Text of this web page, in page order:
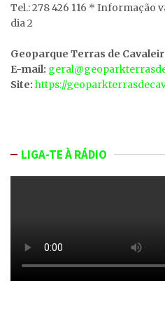
Tel.: 278 426 116 * Informação
dia 2
Geoparque Terras de
E-mail:
Site: https://
LIGA-TE À RÁDIO